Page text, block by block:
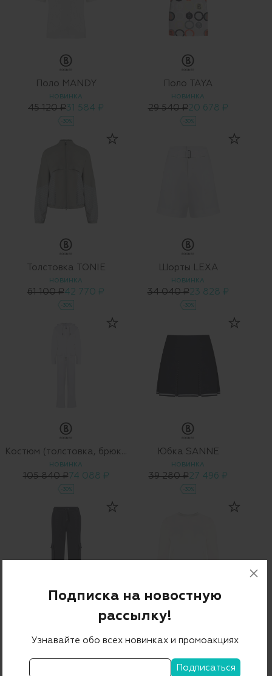
Поло MANDY
НОВИНКА
45 120 ₽31 584 ₽
-30%
Поло TAYA
НОВИНКА
29 540 ₽20 678 ₽
-30%
Толстовка TONIE
НОВИНКА
61 100 ₽42 770 ₽
-30%
Шорты LEXA
НОВИНКА
34 040 ₽23 828 ₽
-30%
Костюм (толстовка, брюки)
НОВИНКА
105 840 ₽ 74 088 ₽
-30%
Юбка SANNE
НОВИНКА
39 280 ₽27 496 ₽
-30%
Брюки MAROU-2
Подписка на новостную
рассылку!
Узнавайте обо всех новинках и промоакциях